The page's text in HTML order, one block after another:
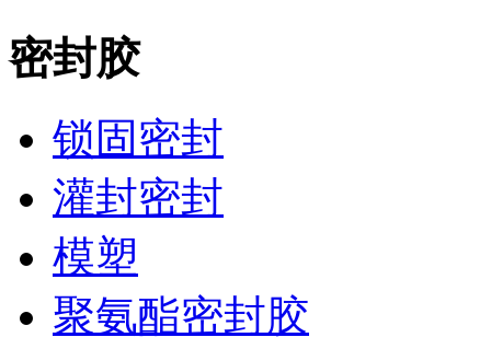
密封胶
锁固密封
灌封密封
模塑
聚氨酯密封胶